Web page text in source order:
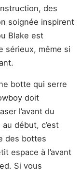
des
soignée inspirent
Blake est
sérieux, même si
botte qui serre
doit
l’avant du
début, c’est
des bottes
espace à l’avant
Si vous